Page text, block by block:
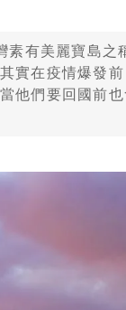
素有美麗寶島之
實在疫情爆發
他們要回國前